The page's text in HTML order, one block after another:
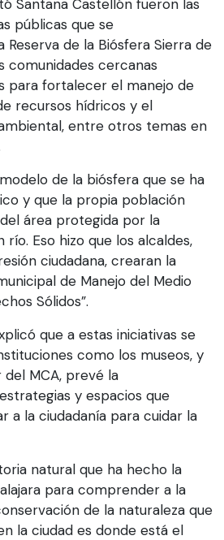
Santana Castellón fueron las
públicas que se
de la Biósfera Sierra de
comunidades cercanas
para fortalecer el manejo de
recursos hídricos y el
entre otros temas en
de la biósfera que se ha
y que la propia población
área protegida por la
Eso hizo que los alcaldes,
ciudadana, crearan la
de Manejo del Medio
Sólidos”.
que a estas iniciativas se
como los museos, y
MCA, prevé la
y espacios que
a la ciudadanía para cuidar la
natural que ha hecho la
para comprender a la
de la naturaleza que
la ciudad es donde está el